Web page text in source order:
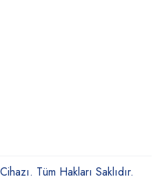
Tüm Hakları Saklıdır.